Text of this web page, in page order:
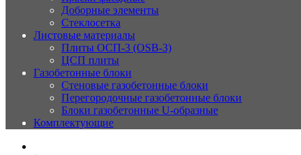
Доборные элементы
Стеклосетка
Листовые материалы
Плиты ОСП-3 (OSB-3)
ЦСП плиты
Газобетонные блоки
Стеновые газобетонные блоки
Перегородочные газобетонные блоки
Блоки газобетонные U-образные
Комплектующие